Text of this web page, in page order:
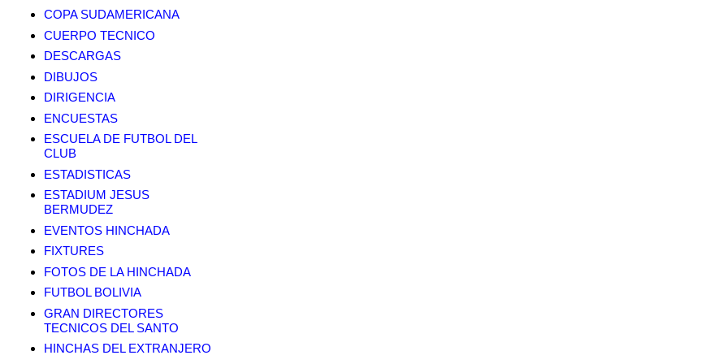
COPA SUDAMERICANA
CUERPO TECNICO
DESCARGAS
DIBUJOS
DIRIGENCIA
ENCUESTAS
ESCUELA DE FUTBOL DEL
CLUB
ESTADISTICAS
ESTADIUM JESUS
BERMUDEZ
EVENTOS HINCHADA
FIXTURES
FOTOS DE LA HINCHADA
FUTBOL BOLIVIA
GRAN DIRECTORES
TECNICOS DEL SANTO
HINCHAS DEL EXTRANJERO